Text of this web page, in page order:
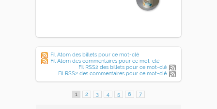
Fil Atom des billets pour ce mot-clé
Fil Atom des commentaires pour ce mot-clé
Fil RSS2 des billets pour ce mot-clé
Fil RSS2 des commentaires pour ce mot-clé
1 2 3 4 5 6 7